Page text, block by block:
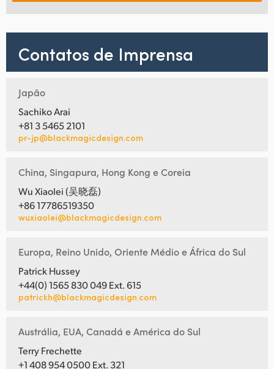
Contatos de Imprensa
Japão
Sachiko Arai
+81 3 5465 2101
pr-jp@blackmagicdesign.com
China, Singapura, Hong Kong e Coreia
Wu Xiaolei (吴晓磊)
+86 17786519350
wuxiaolei@blackmagicdesign.com
Europa, Reino Unido, Oriente Médio e África do Sul
Patrick Hussey
+44(0) 1565 830 049 Ext. 615
patrickh@blackmagicdesign.com
Austrália, EUA, Canadá e América do Sul
Terry Frechette
+1 408 954 0500 Ext. 321